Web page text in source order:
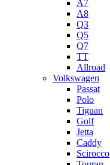
A7
A8
Q3
Q5
Q7
TT
Allroad
Volkswagen
Passat
Polo
Tiguan
Golf
Jetta
Caddy
Scirocco